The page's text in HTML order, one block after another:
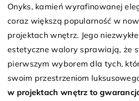
Onyks, kamień wyrafinowanej
coraz większą popularność w
projektach wnętrz. Jego
estetyczne walory sprawiają, że
pierwszym wyborem dla tych,
swoim przestrzeniom
w projektach wnętrz to